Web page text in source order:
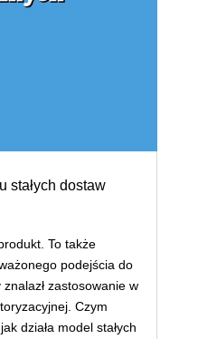
stałych dostaw
To także
podejścia do
zastosowanie w
Czym
działa model stałych